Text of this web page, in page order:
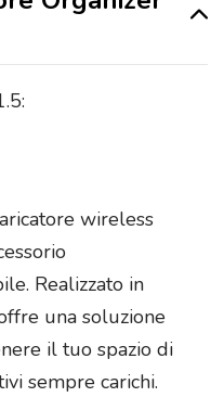
wireless
Realizzato in
una soluzione
il tuo spazio di
sempre carichi.